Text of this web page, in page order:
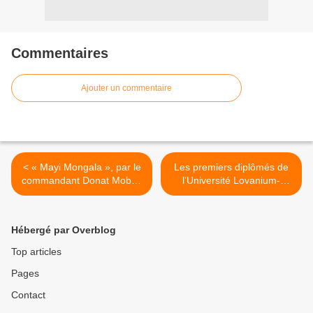
Commentaires
Ajouter un commentaire
< « Mayi Mongala », par le
commandant Donat Mobeti
et l’orchestre Cavacha.
Les premiers diplômés de
l’Université Lovanium-
Faculté de théologie. >
Hébergé par Overblog
Top articles
Pages
Contact